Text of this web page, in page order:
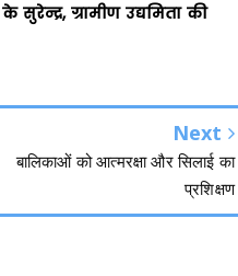
ग्रामीण उद्यमिता की
Next
बालिकाओं को आत्मरक्षा और सिलाई का
प्रशिक्षण